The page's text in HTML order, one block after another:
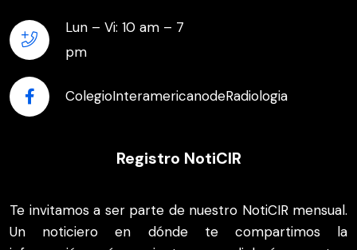
Lun – Vi: 10 am – 7
pm
ColegioInteramericanodeRadiologia
Registro NotiCIR
Te invitamos a ser parte de nuestro NotiCIR mensual.
Un noticiero en dónde te compartimos la